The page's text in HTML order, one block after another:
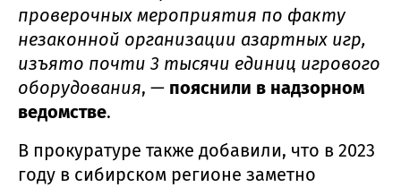
проверочных мероприятия по факту
незаконной организации азартных игр,
изъято почти 3 тысячи единиц игрового
оборудования, — пояснили в надзорном
ведомстве.
В прокуратуре также добавили, что в 2023
году в сибирском регионе заметно